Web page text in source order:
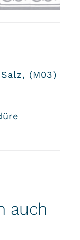
(M03)
auch